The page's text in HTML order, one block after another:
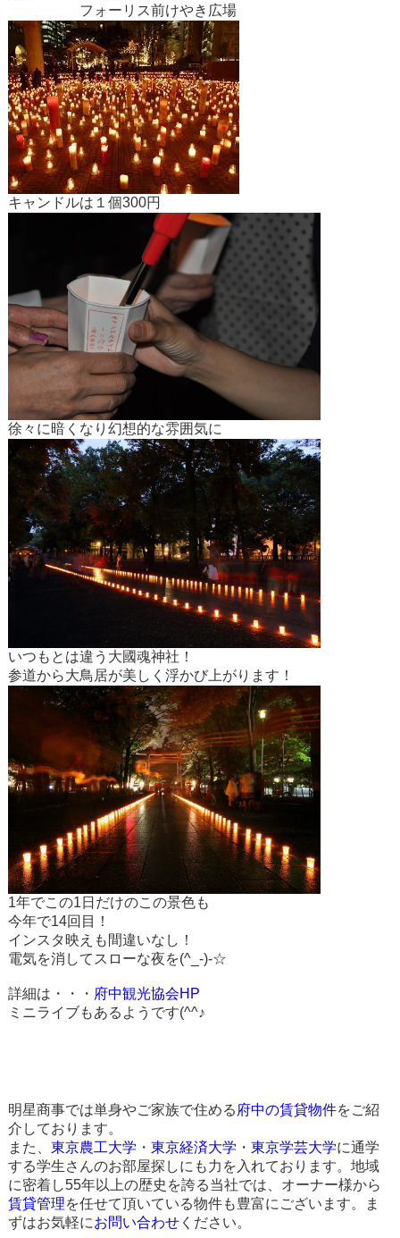
​ フォーリス前けやき広場
​キャンドルは１個300円
​徐々に暗くなり幻想的な雰囲気に
いつもとは違う大國魂神社！
参道から大鳥居が美しく浮かび上がります！
​1年でこの1日だけのこの景色も
今年で14回目！
​インスタ映えも間違いなし！
電気を消してスローな夜を(^_-)-☆
​詳細は・・・ 府中観光協会HP
ミニライブもあるようです(^^♪
明星商事では単身やご家族で住める 府中の賃貸物件をご紹
介しております。
また、 東京農工大学 ・ 東京経済大学 ・ 東京学芸大学に通学
する学生さんのお部屋探しにも力を入れております。地域
に密着し55年以上の歴史を誇る当社では、オーナー様から
賃貸管理を任せて頂いている物件も豊富にございます。ま
ずはお気軽にお問い合わせください。